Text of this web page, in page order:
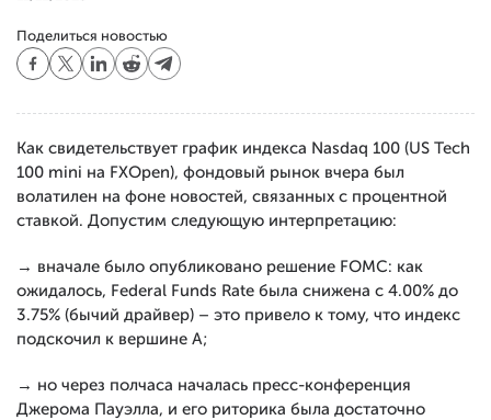
Поделиться новостью
Как свидетельствует график индекса Nasdaq 100 (US Tech
100 mini на FXOpen), фондовый рынок вчера был
волатилен на фоне новостей, связанных с процентной
ставкой. Допустим следующую интерпретацию:
→ вначале было опубликовано решение FOMC: как
ожидалось, Federal Funds Rate была снижена с 4.00% до
3.75% (бычий драйвер) – это привело к тому, что индекс
подскочил к вершине А;
→ но через полчаса началась пресс-конференция
Джерома Пауэлла, и его риторика была достаточно